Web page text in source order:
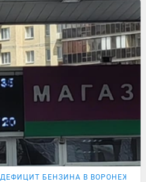
ДЕФИЦИТ БЕНЗИНА В ВОРОНЕЖЕ